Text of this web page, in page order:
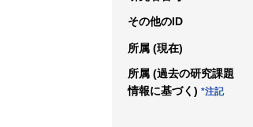
その他のID
所属 (現在)
所属 (過去の研究課題
情報に基づく) *注記